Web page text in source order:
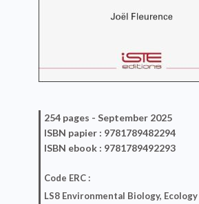
254 pages -September 2025
ISBN papier : 9781789482294
ISBN ebook : 9781789492293
Code ERC :
LS8 Environmental Biology,